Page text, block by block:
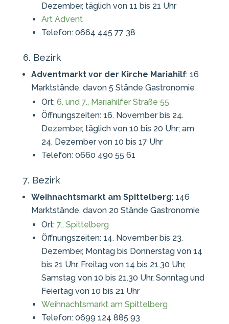
Dezember, täglich von 11 bis 21 Uhr
Art Advent
Telefon: 0664 445 77 38
6. Bezirk
Adventmarkt vor der Kirche Mariahilf: 16
Marktstände, davon 5 Stände Gastronomie
Ort: 6. und 7., Mariahilfer Straße 55
Öffnungszeiten: 16. November bis 24.
Dezember, täglich von 10 bis 20 Uhr; am
24. Dezember von 10 bis 17 Uhr
Telefon: 0660 490 55 61
7. Bezirk
Weihnachtsmarkt am Spittelberg: 146
Marktstände, davon 20 Stände Gastronomie
Ort: 7., Spittelberg
Öffnungszeiten: 14. November bis 23.
Dezember, Montag bis Donnerstag von 14
bis 21 Uhr, Freitag von 14 bis 21.30 Uhr,
Samstag von 10 bis 21.30 Uhr, Sonntag und
Feiertag von 10 bis 21 Uhr
Weihnachtsmarkt am Spittelberg
Telefon: 0699 124 885 93